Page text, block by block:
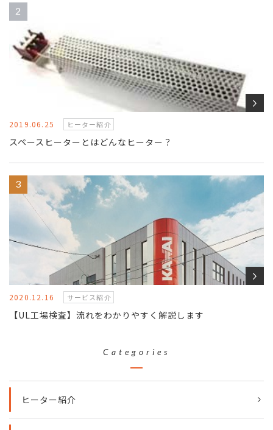
2019.06.25 ヒーター紹介
スペースヒーターとはどんなヒーター？
2020.12.16 サービス紹介
【UL工場検査】流れをわかりやすく解説します
Categories
ヒーター紹介